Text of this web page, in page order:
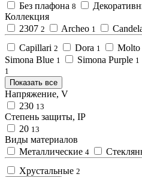
Без плафона 8
Коллекция
2307 2 Archeo 1
Capillari 2 Dora 1 Molto
Simona Blue 1 Simona Purple 1
1
Показать все
Напряжение, V
230 13
Степень защиты, IP
20 13
Виды материалов
Металлические 4
Хрустальные 2